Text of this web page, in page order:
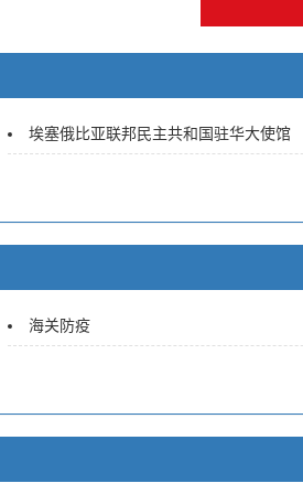
埃塞俄比亚联邦民主共和国驻华大使馆
海关防疫